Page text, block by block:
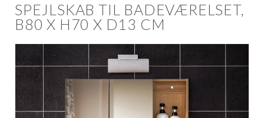
SPEJLSKAB TIL BADEVÆRELSET,
B80 X H70 X D13 CM